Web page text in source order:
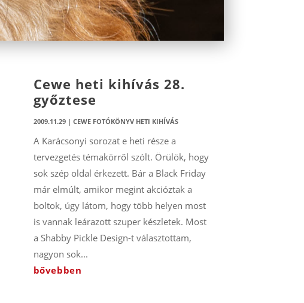
Cewe heti kihívás 28.
győztese
2009.11.29| CEWE FOTÓKÖNYV HETI KIHÍVÁS
A Karácsonyi sorozat e heti része a
tervezgetés témakörről szólt. Örülök, hogy
sok szép oldal érkezett. Bár a Black Friday
már elmúlt, amikor megint akcióztak a
boltok, úgy látom, hogy több helyen most
is vannak leárazott szuper készletek. Most
a Shabby Pickle Design-t választottam,
nagyon sok...
bővebben